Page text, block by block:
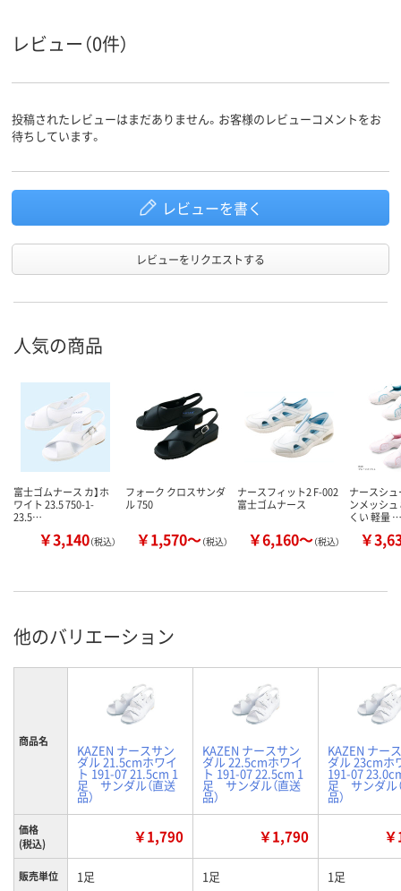
レビュー（0件）
投稿されたレビューはまだありません。お客様のレビューコメントをお
待ちしています。
レビューを書く
レビューをリクエストする
人気の商品
富士ゴムナース カ】ホ
ワイト 23.5 750-1-
23.5…
￥3,140（税込）
フォーク クロスサンダ
ル 750
￥1,570～（税込）
ナースフィット2 F-002
富士ゴムナース
￥6,160～（税込）
ナースシ
ンメッシ
くい 軽量 …
￥
他のバリエーション
商品名
KAZEN ナースサン
ダル 21.5cmホワイ
ト 191-07 21.5cm 1
足 サンダル（直送
品）
KAZEN ナースサン
ダル 22.5cmホワイ
ト 191-07 22.5cm 1
足 サンダル（直送
品）
KAZEN ナー
ダル 23cmホ
191-07
足 サンダル
品）
価格
(税込)
￥1,790 ￥1,790
販売単位 1足 1足 1足